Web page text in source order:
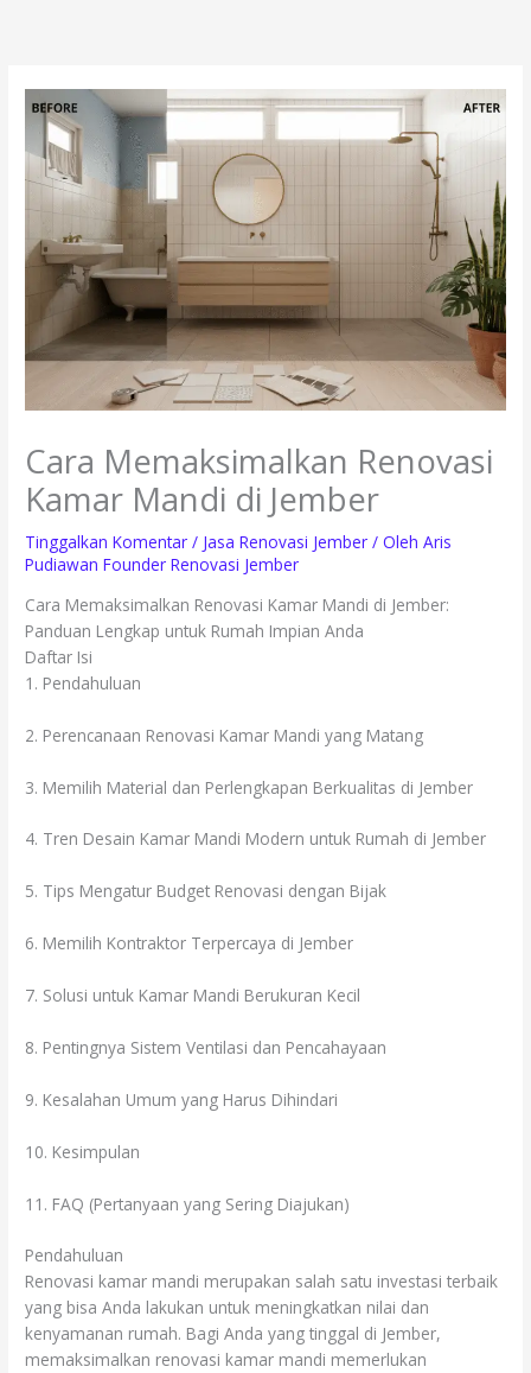
Cara Memaksimalkan Renovasi
Kamar Mandi di Jember
Tinggalkan Komentar / Jasa Renovasi Jember / OlehAris
Pudiawan Founder Renovasi Jember
Cara Memaksimalkan Renovasi Kamar Mandi di Jember:
Panduan Lengkap untuk Rumah Impian Anda
Daftar Isi
1. Pendahuluan
2. Perencanaan Renovasi Kamar Mandi yang Matang
3. Memilih Material dan Perlengkapan Berkualitas di Jember
4. Tren Desain Kamar Mandi Modern untuk Rumah di Jember
5. Tips Mengatur Budget Renovasi dengan Bijak
6. Memilih Kontraktor Terpercaya di Jember
7. Solusi untuk Kamar Mandi Berukuran Kecil
8. Pentingnya Sistem Ventilasi dan Pencahayaan
9. Kesalahan Umum yang Harus Dihindari
10. Kesimpulan
11. FAQ (Pertanyaan yang Sering Diajukan)
Pendahuluan
Renovasi kamar mandi merupakan salah satu investasi terbaik
yang bisa Anda lakukan untuk meningkatkan nilai dan
kenyamanan rumah. Bagi Anda yang tinggal di Jember,
memaksimalkan renovasi kamar mandi memerlukan